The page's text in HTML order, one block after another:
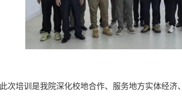
此次培训是我院深化校地合作、服务地方实体经济